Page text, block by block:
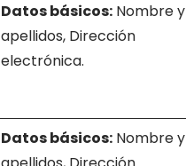
Datos básicos: Nombre y
apellidos, Dirección
electrónica.
Datos básicos: Nombre y